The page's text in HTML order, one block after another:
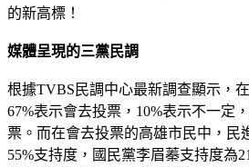
的新高標！
媒體呈現的三黨民調
根據TVBS民調中心最新調查顯示，
67%表示會去投票，10%表示不一定
票。而在會去投票的高雄市民中，民
55%支持度，國民黨李眉蓁支持度為